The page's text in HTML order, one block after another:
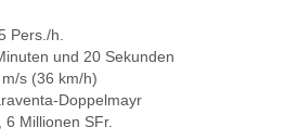
Pers./h.
und 20 Sekunden
m/s (36 km/h)
Doppelmayr
6 Millionen SFr.